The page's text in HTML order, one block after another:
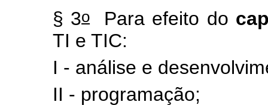
§ 3oPara efeito do
TI e TIC:
I - análise e
II - programação;